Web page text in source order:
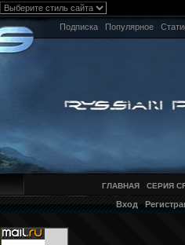
Подписка Популярное
ГЛАВНАЯ СЕРИЯ
Вход